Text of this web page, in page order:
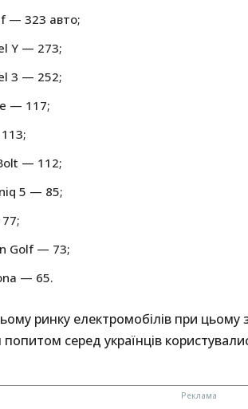
— 323 авто;
Y — 273;
3 — 252;
— 117;
— 112;
5 — 85;
Golf — 73;
— 65.
ринку електромобілів при цьому
серед українців